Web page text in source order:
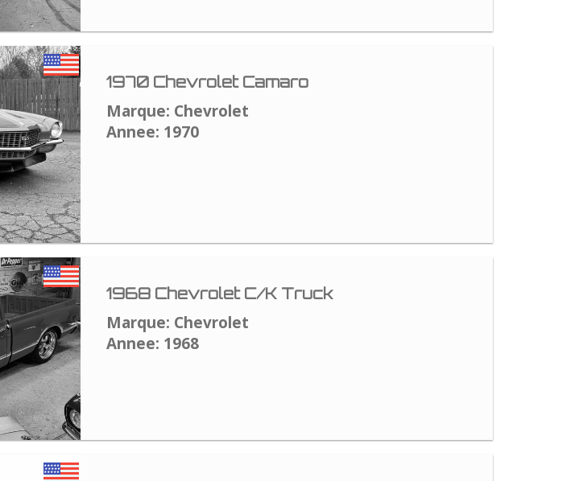
1970 Chevrolet Camaro
Marque: Chevrolet
Annee: 1970
1968 Chevrolet C/K Truck
Marque: Chevrolet
Annee: 1968